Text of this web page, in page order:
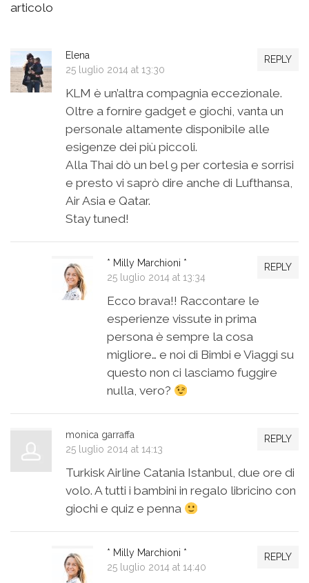
articolo
REPLY
Elena
25 luglio 2014 at 13:30
KLM è un’altra compagnia eccezionale.
Oltre a fornire gadget e giochi, vanta un
personale altamente disponibile alle
esigenze dei più piccoli.
Alla Thai dò un bel 9 per cortesia e sorrisi
e presto vi saprò dire anche di Lufthansa,
Air Asia e Qatar.
Stay tuned!
REPLY
* Milly Marchioni *
25 luglio 2014 at 13:34
Ecco brava!! Raccontare le
esperienze vissute in prima
persona è sempre la cosa
migliore… e noi di Bimbi e Viaggi su
questo non ci lasciamo fuggire
nulla, vero?
REPLY
monica garraffa
25 luglio 2014 at 14:13
Turkisk Airline Catania Istanbul, due ore di
volo. A tutti i bambini in regalo libricino con
giochi e quiz e penna
REPLY
* Milly Marchioni *
25 luglio 2014 at 14:40